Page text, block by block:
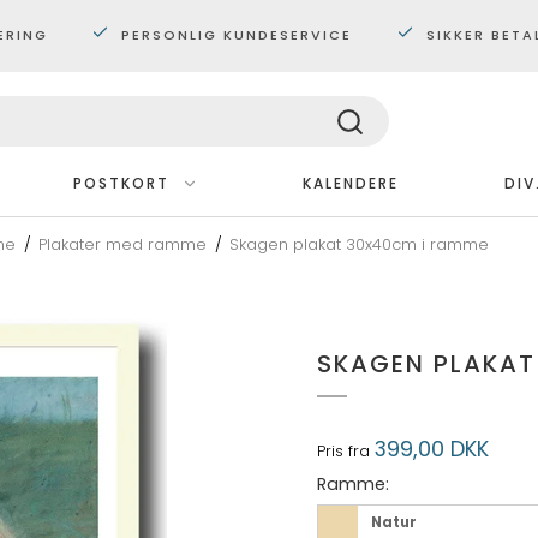
PERSONLIG KUNDESERVICE SIKKER
Plakater 60x80 cm
POSTKORT KALENDERE
/ Plakater med ramme / Skagen plakat 30x40cm i ramme
SKAGEN
Pris fra 399,00 DKK
Ramme:
Natur